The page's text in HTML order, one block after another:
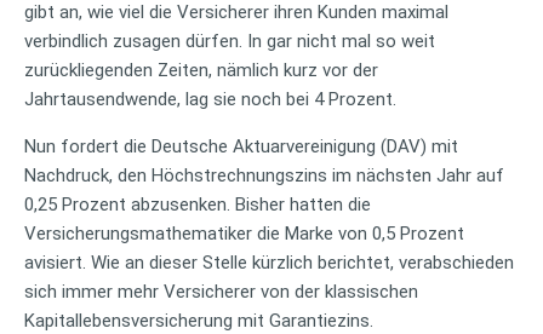
gibt an, wie viel die Versicherer ihren Kunden maximal
verbindlich zusagen dürfen. In gar nicht mal so weit
zurückliegenden Zeiten, nämlich kurz vor der
Jahrtausendwende, lag sie noch bei 4 Prozent.
Nun fordert die Deutsche Aktuarvereinigung (DAV) mit
Nachdruck, den Höchstrechnungszins im nächsten Jahr auf
0,25 Prozent abzusenken. Bisher hatten die
Versicherungsmathematiker die Marke von 0,5 Prozent
avisiert. Wie an dieser Stelle kürzlich berichtet, verabschieden
sich immer mehr Versicherer von der klassischen
Kapitallebensversicherung mit Garantiezins.